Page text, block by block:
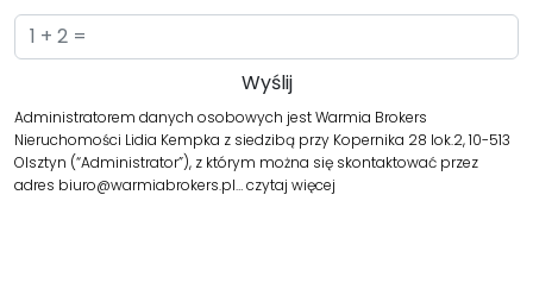
Administratorem danych osobowych jest Warmia Brokers
Nieruchomości Lidia Kempka z siedzibą przy Kopernika 28 lok.2, 10-513
Olsztyn (“Administrator”), z którym można się skontaktować przez
adres biuro@warmiabrokers.pl…czytaj więcej